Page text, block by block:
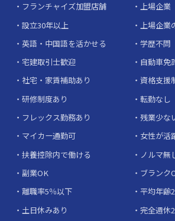
フランチャイズ加盟店舗
上場企業
設立30年以上
上場企業
英語・中国語を活かせる
学歴不問
宅建取引士歓迎
自動車免
社宅・家賃補助あり
資格支援
研修制度あり
転勤なし
フレックス勤務あり
残業少な
マイカー通勤可
女性が活
扶養控除内で働ける
ノルマ無
副業OK
ブランク
離職率5％以下
平均年齢
土日休みあり
完全週休